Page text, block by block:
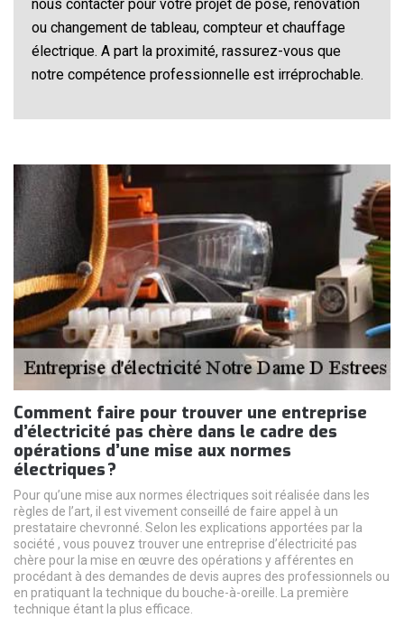
nous contacter pour votre projet de pose, rénovation
ou changement de tableau, compteur et chauffage
électrique. A part la proximité, rassurez-vous que
notre compétence professionnelle est irréprochable.
Comment faire pour trouver une entreprise
d’électricité pas chère dans le cadre des
opérations d’une mise aux normes
électriques ?
Pour qu’une mise aux normes électriques soit réalisée dans les
règles de l’art, il est vivement conseillé de faire appel à un
prestataire chevronné. Selon les explications apportées par la
société , vous pouvez trouver une entreprise d’électricité pas
chère pour la mise en œuvre des opérations y afférentes en
procédant à des demandes de devis aupres des professionnels ou
en pratiquant la technique du bouche-à-oreille. La première
technique étant la plus efficace.